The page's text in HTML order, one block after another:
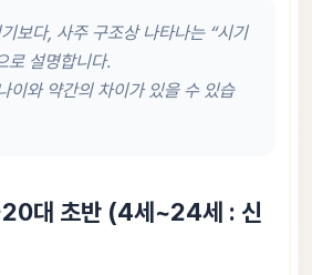
보다, 사주 구조상 나타나는 “시기
로 설명합니다.
이와 약간의 차이가 있을 수 있습
대 초반 (4세~24세 : 신